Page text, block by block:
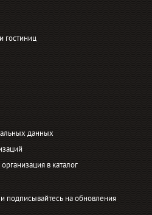
гостиниц
данных
в каталог
подписывайтесь на обновления